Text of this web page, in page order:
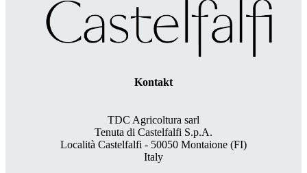
Kontakt
TDC Agricoltura sarl
Tenuta di Castelfalfi S.p.A.
Località Castelfalfi - 50050 Montaione (FI)
Italy